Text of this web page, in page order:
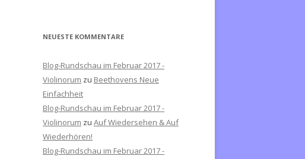
NEUESTE KOMMENTARE
Blog-Rundschau im Februar 2017 -
Violinorum zu Beethovens Neue
Einfachheit
Blog-Rundschau im Februar 2017 -
Violinorum zu Auf Wiedersehen & Auf
Wiederhören!
Blog-Rundschau im Februar 2017 -